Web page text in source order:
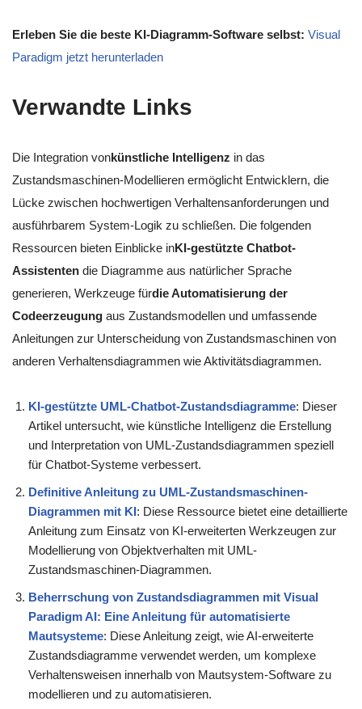
Erleben Sie die beste KI-Diagramm-Software selbst: Visual
Paradigm jetzt herunterladen
Verwandte Links
Die Integration vonkünstliche Intelligenz in das
Zustandsmaschinen-Modellieren ermöglicht Entwicklern, die
Lücke zwischen hochwertigen Verhaltensanforderungen und
ausführbarem System-Logik zu schließen. Die folgenden
Ressourcen bieten Einblicke inKI-gestützte Chatbot-
Assistenten die Diagramme aus natürlicher Sprache
generieren, Werkzeuge fürdie Automatisierung der
Codeerzeugung aus Zustandsmodellen und umfassende
Anleitungen zur Unterscheidung von Zustandsmaschinen von
anderen Verhaltensdiagrammen wie Aktivitätsdiagrammen.
KI-gestützte UML-Chatbot-Zustandsdiagramme: Dieser
Artikel untersucht, wie künstliche Intelligenz die Erstellung
und Interpretation von UML-Zustandsdiagrammen speziell
für Chatbot-Systeme verbessert.
Definitive Anleitung zu UML-Zustandsmaschinen-
Diagrammen mit KI: Diese Ressource bietet eine detaillierte
Anleitung zum Einsatz von KI-erweiterten Werkzeugen zur
Modellierung von Objektverhalten mit UML-
Zustandsmaschinen-Diagrammen.
Beherrschung von Zustandsdiagrammen mit Visual
Paradigm AI: Eine Anleitung für automatisierte
Mautsysteme: Diese Anleitung zeigt, wie AI-erweiterte
Zustandsdiagramme verwendet werden, um komplexe
Verhaltensweisen innerhalb von Mautsystem-Software zu
modellieren und zu automatisieren.